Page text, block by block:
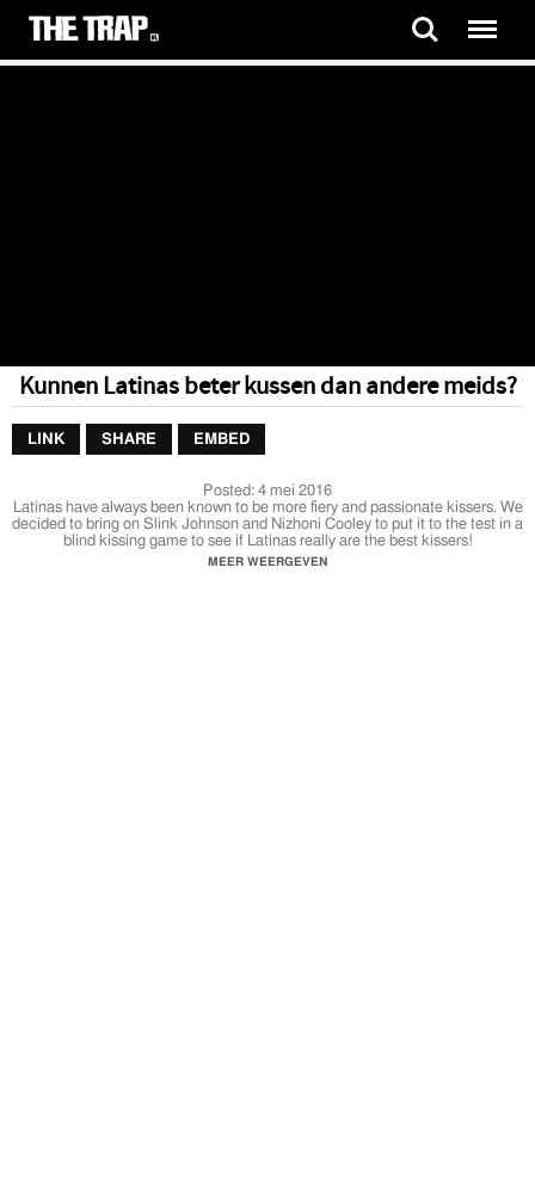
Kunnen Latinas beter kussen dan andere meids?
LINK SHARE EMBED
Posted: 4 mei 2016
Latinas have always been known to be more fiery and passionate kissers. We
decided to bring on Slink Johnson and Nizhoni Cooley to put it to the test in a
blind kissing game to see if Latinas really are the best kissers!
MEER WEERGEVEN